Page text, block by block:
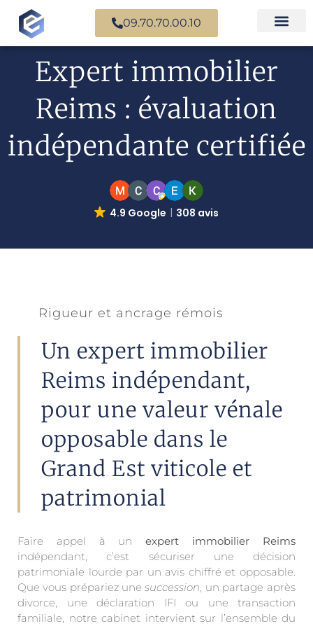
09.70.70.00.10
Expert immobilier
Reims : évaluation
indépendante certifiée
4.9 Google 308 avis
Rigueur et ancrage rémois
Un expert immobilier
Reims indépendant,
pour une valeur vénale
opposable dans le
Grand Est viticole et
patrimonial
Faire appel à un expert immobilier Reims
indépendant, c’est sécuriser une décision
patrimoniale lourde par un avis chiffré et opposable.
Que vous prépariez une succession, un partage après
divorce, une déclaration IFI ou une transaction
familiale, notre cabinet intervient sur l’ensemble du